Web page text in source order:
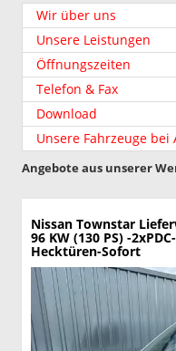
Wir über uns
Unsere Leistungen
Öffnungszeiten
Telefon & Fax
Download
Unsere Fahrzeuge bei
Angebote aus unserer
Nissan Townstar
96 KW (130 PS) -
Hecktüren-Sofort